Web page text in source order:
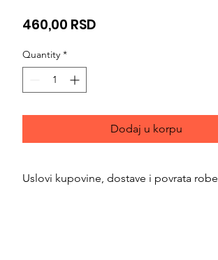
460,00 RSD
Quantity *
Dodaj u korpu
Uslovi kupovine, dostave i povrata robe